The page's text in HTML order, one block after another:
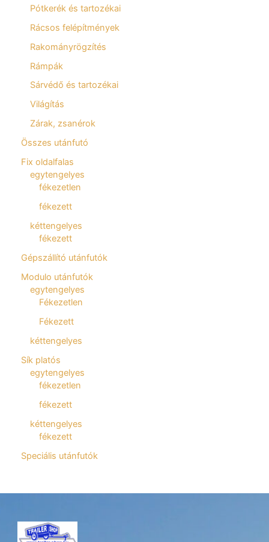
Pótkerék és tartozékai
Rácsos felépítmények
Rakományrögzítés
Rámpák
Sárvédő és tartozékai
Világítás
Zárak, zsanérok
Összes utánfutó
Fix oldalfalas
egytengelyes
fékezetlen
fékezett
kéttengelyes
fékezett
Gépszállító utánfutók
Modulo utánfutók
egytengelyes
Fékezetlen
Fékezett
kéttengelyes
Sík platós
egytengelyes
fékezetlen
fékezett
kéttengelyes
fékezett
Speciális utánfutók